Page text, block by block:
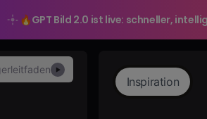
🔥GPT Bild 2.0 ist live: schneller,
▶
Inspiration